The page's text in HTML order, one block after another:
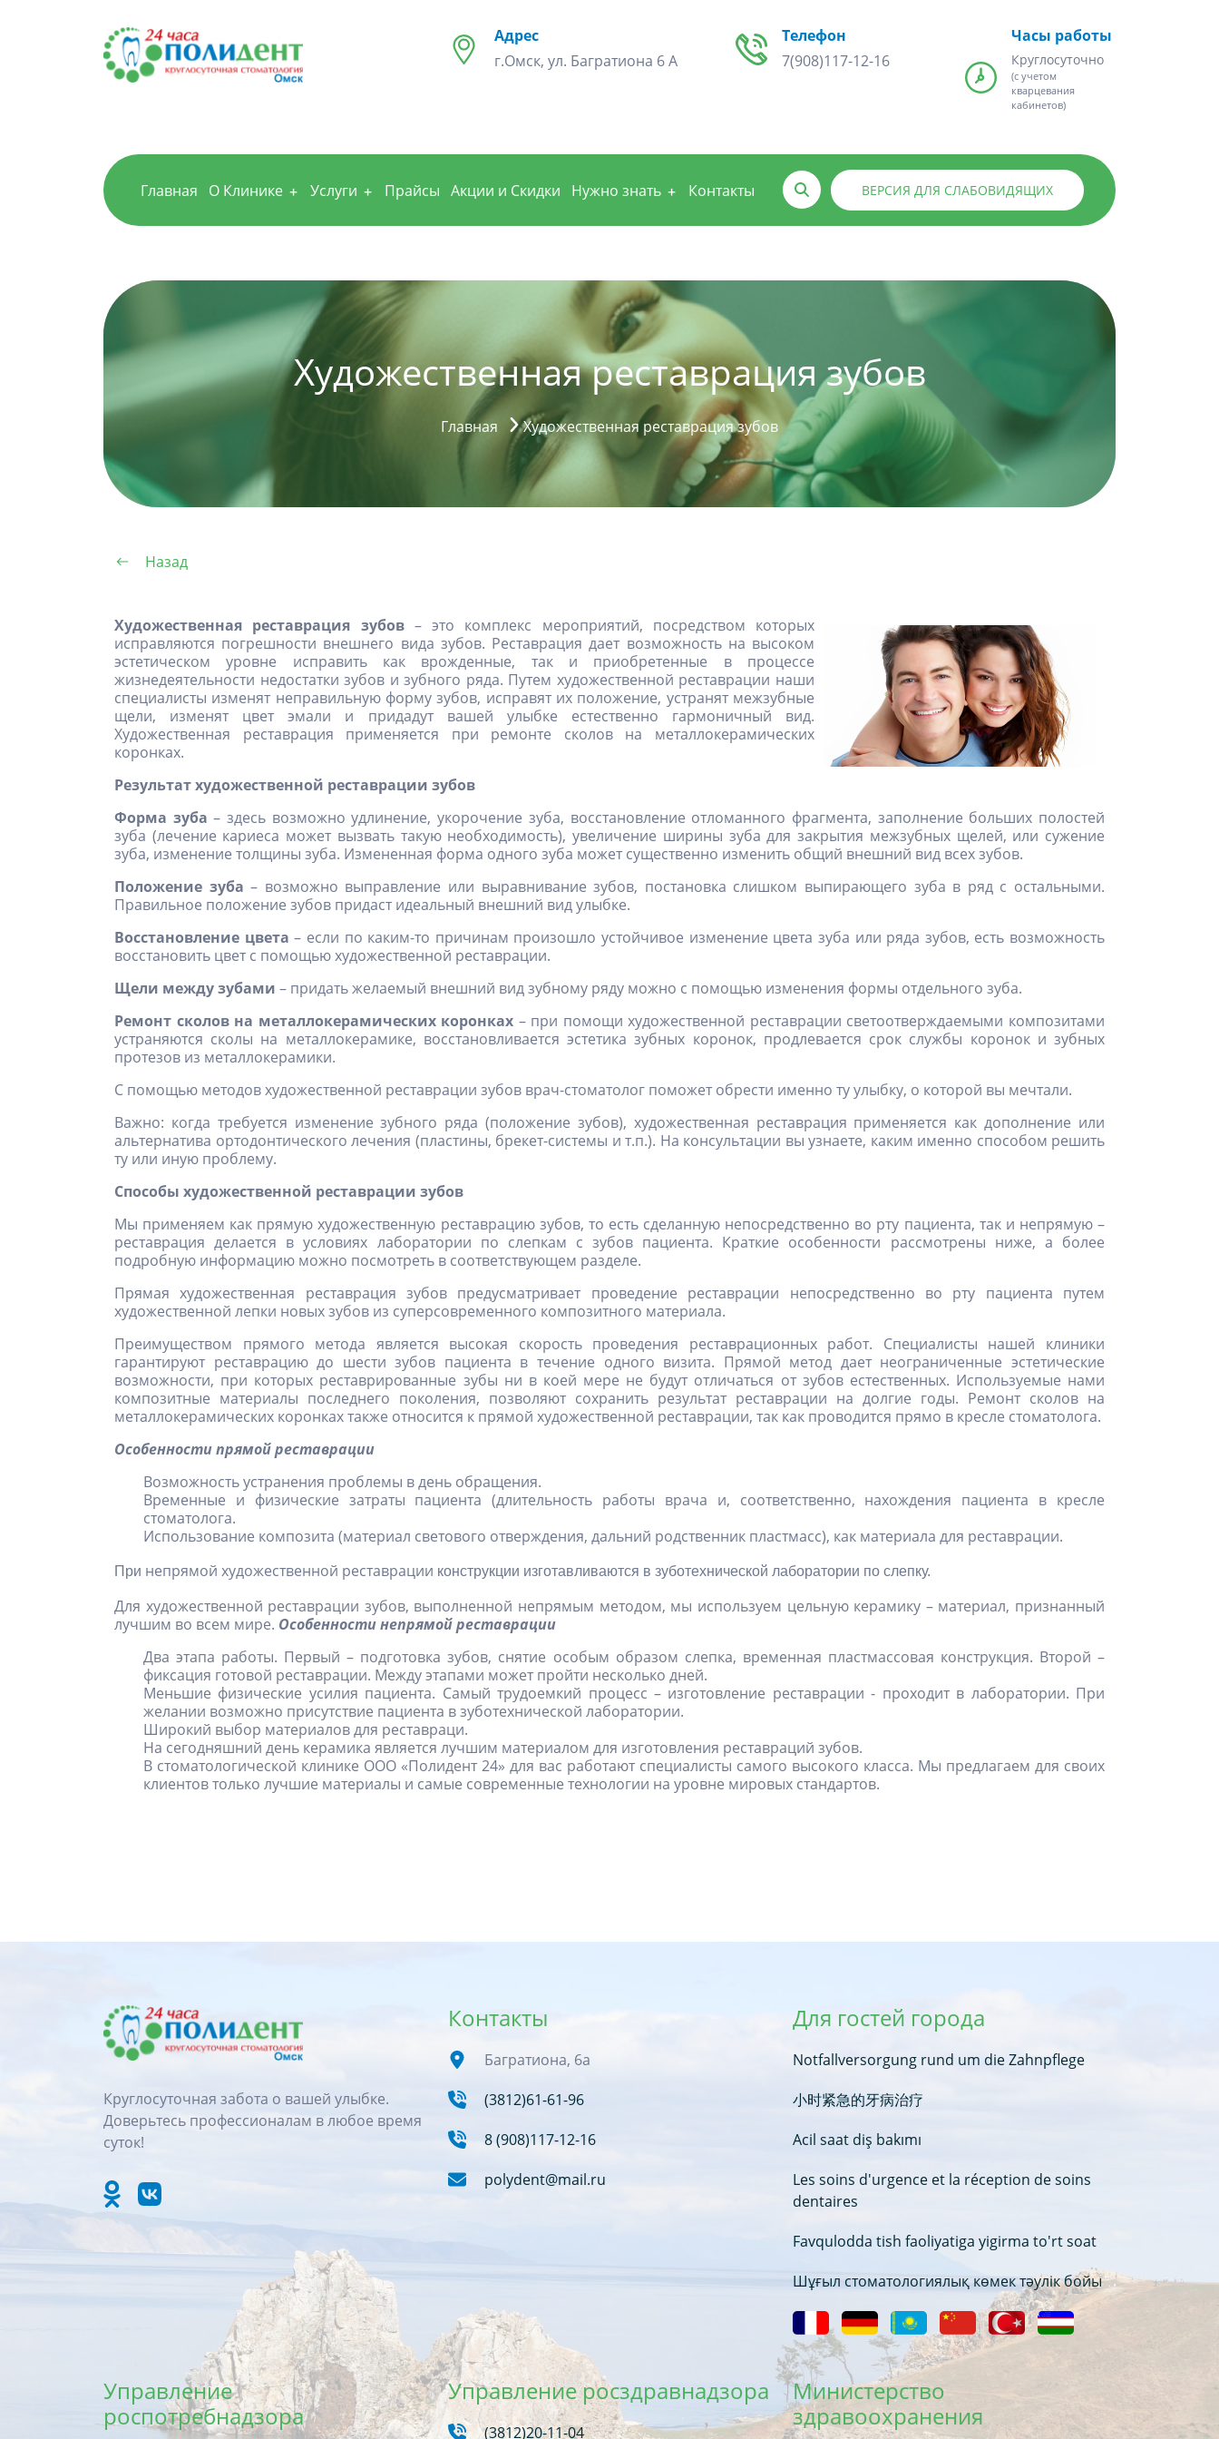
Адрес
г.Омск, ул. Багратиона 6 А
Телефон
7(908)117-12-16
Часы работы
Круглосуточно
(с учетом
кварцевания
кабинетов)
Главная О Клинике Услуги Прайсы Акции и Скидки Нужно знать Контакты ВЕРСИЯ ДЛЯ СЛАБОВИДЯЩИХ
Художественная реставрация зубов
Главная Художественная реставрация зубов
Назад
Художественная реставрация зубов– это комплекс мероприятий, посредством которых
исправляются погрешности внешнего вида зубов. Реставрация дает возможность на высоком
эстетическом уровне исправить как врожденные, так и приобретенные в процессе
жизнедеятельности недостатки зубов и зубного ряда. Путем художественной реставрации наши
специалисты изменят неправильную форму зубов, исправят их положение, устранят межзубные
щели, изменят цвет эмали и придадут вашей улыбке естественно гармоничный вид.
Художественная реставрация применяется при ремонте сколов на металлокерамических
коронках.
Результат художественной реставрации зубов
Форма зуба – здесь возможно удлинение, укорочение зуба, восстановление отломанного фрагмента, заполнение больших полостей
зуба (лечение кариеса может вызвать такую необходимость), увеличение ширины зуба для закрытия межзубных щелей, или сужение
зуба, изменение толщины зуба. Измененная форма одного зуба может существенно изменить общий внешний вид всех зубов.
Положение зуба – возможно выправление или выравнивание зубов, постановка слишком выпирающего зуба в ряд с остальными.
Правильное положение зубов придаст идеальный внешний вид улыбке.
Восстановление цвета – если по каким-то причинам произошло устойчивое изменение цвета зуба или ряда зубов, есть возможность
восстановить цвет с помощью художественной реставрации.
Щели между зубами – придать желаемый внешний вид зубному ряду можно с помощью изменения формы отдельного зуба.
Ремонт сколов на металлокерамических коронках – при помощи художественной реставрации светоотверждаемыми композитами
устраняются сколы на металлокерамике, восстановливается эстетика зубных коронок, продлевается срок службы коронок и зубных
протезов из металлокерамики.
С помощью методов художественной реставрации зубов врач-стоматолог поможет обрести именно ту улыбку, о которой вы мечтали.
Важно: когда требуется изменение зубного ряда (положение зубов), художественная реставрация применяется как дополнение или
альтернатива ортодонтического лечения (пластины, брекет-системы и т.п.). На консультации вы узнаете, каким именно способом решить
ту или иную проблему.
Способы художественной реставрации зубов
Мы применяем как прямую художественную реставрацию зубов, то есть сделанную непосредственно во рту пациента, так и непрямую –
реставрация делается в условиях лаборатории по слепкам с зубов пациента. Краткие особенности рассмотрены ниже, а более
подробную информацию можно посмотреть в соответствующем разделе.
Прямая художественная реставрация зубов предусматривает проведение реставрации непосредственно во рту пациента путем
художественной лепки новых зубов из суперсовременного композитного материала.
Преимуществом прямого метода является высокая скорость проведения реставрационных работ. Специалисты нашей клиники
гарантируют реставрацию до шести зубов пациента в течение одного визита. Прямой метод дает неограниченные эстетические
возможности, при которых реставрированные зубы ни в коей мере не будут отличаться от зубов естественных. Используемые нами
композитные материалы последнего поколения, позволяют сохранить результат реставрации на долгие годы. Ремонт сколов на
металлокерамических коронках также относится к прямой художественной реставрации, так как проводится прямо в кресле стоматолога.
Особенности прямой реставрации
Возможность устранения проблемы в день обращения.
Временные и физические затраты пациента (длительность работы врача и, соответственно, нахождения пациента в кресле
стоматолога.
Использование композита (материал светового отверждения, дальний родственник пластмасс), как материала для реставрации.
При непрямой художественной реставрации конструкции изготавливаются в зуботехнической лаборатории по слепку.
Для художественной реставрации зубов, выполненной непрямым методом, мы используем цельную керамику – материал, признанный
лучшим во всем мире. Особенности непрямой реставрации
Два этапа работы. Первый – подготовка зубов, снятие особым образом слепка, временная пластмассовая конструкция. Второй –
фиксация готовой реставрации. Между этапами может пройти несколько дней.
Меньшие физические усилия пациента. Самый трудоемкий процесс – изготовление реставрации - проходит в лаборатории. При
желании возможно присутствие пациента в зуботехнической лаборатории.
Широкий выбор материалов для реставраци.
На сегодняшний день керамика является лучшим материалом для изготовления реставраций зубов.
В стоматологической клинике ООО «Полидент 24» для вас работают специалисты самого высокого класса. Мы предлагаем для своих
клиентов только лучшие материалы и самые современные технологии на уровне мировых стандартов.
Круглосуточная забота о вашей улыбке.
Доверьтесь профессионалам в любое время
суток!
Контакты
Багратиона, 6а
(3812)61-61-96
8 (908)117-12-16
polydent@mail.ru
Для гостей города
Notfallversorgung rund um die Zahnpflege
小时紧急的牙病治疗
Acil saat diş bakımı
Les soins d'urgence et la réception de soins
dentaires
Favqulodda tish faoliyatiga yigirma to'rt soat
Шұғыл стоматологиялық көмек тәулік бойы
Управление
роспотребнадзора
Управление росздравнадзора
(3812)20-11-04
Министерство
здравоохранения